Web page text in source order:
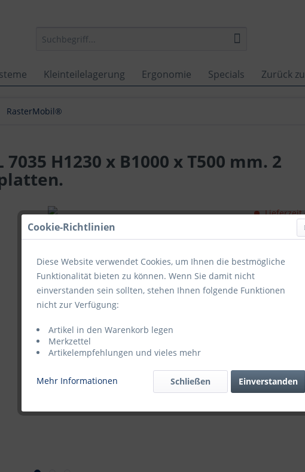
Kleinteilelagerung Ergonomie Specials Zurück
RasterMobil®
H1230 x B1000 x T500 mm. 2
Lieferzeit
GTIN-/EAN-
Katalogseite:
Cookie-Richtlinien
Diese Website verwendet Cookies, um Ihnen die bestmögliche
Funktionalität bieten zu können. Wenn Sie damit nicht
einverstanden sein sollten, stehen Ihnen folgende Funktionen
nicht zur Verfügung:
Artikel in den Warenkorb legen
Merkzettel
Artikelempfehlungen und vieles mehr
Mehr Informationen Einverstanden
Schließen